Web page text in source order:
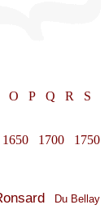
O P Q R
S
1650 1700
1750
Du Bellay